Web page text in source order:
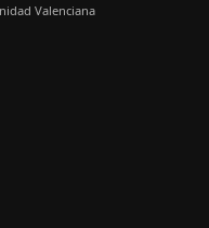
Valenciana